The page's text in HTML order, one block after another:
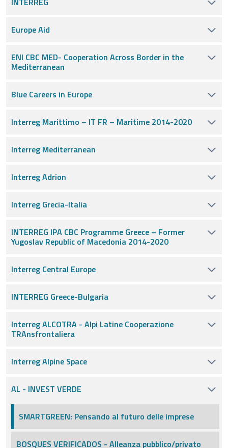
Europe Aid
ENI CBC MED- Cooperation Across Border in the
Mediterranean
Blue Careers in Europe
Interreg Marittimo – IT FR – Maritime 2014-2020
Interreg Mediterranean
Interreg Adrion
Interreg Grecia-Italia
INTERREG IPA CBC Programme Greece – Former
Yugoslav Republic of Macedonia 2014-2020
Interreg Central Europe
INTERREG Greece-Bulgaria
Interreg ALCOTRA - Alpi Latine Cooperazione
TRAnsfrontaliera
Interreg Alpine Space
AL - INVEST VERDE
SMARTGREEN: Pensando al futuro delle imprese
BOSQUES VERIFICADOS - Alleanza pubblico/privato